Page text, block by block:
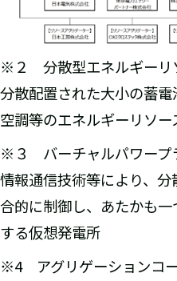
※２ 分散型エネルギーリ
分散配置された大小の蓄電
空調等のエネルギーリソー
※３ バーチャルパワープ
情報通信技術等により、
合的に制御し、あたかも
する仮想発電所
※4 アグリゲーションコー